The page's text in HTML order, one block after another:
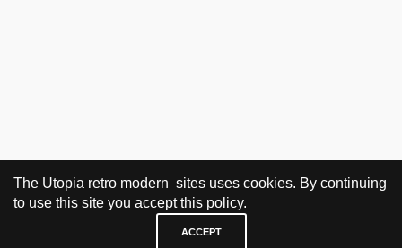
The Utopia retro modern sites uses cookies. By continuing
to use this site you accept this policy.
ACCEPT